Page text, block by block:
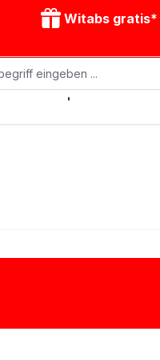
Witabs gratis*
Dampfmaschinen